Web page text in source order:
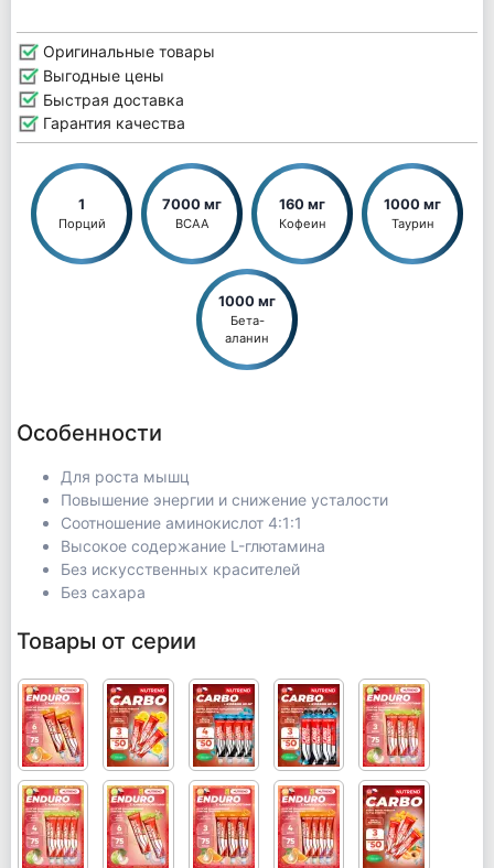
Оригинальные товары
Выгодные цены
Быстрая доставка
Гарантия качества
1
Порций
7000 мг
BCAA
160 мг
Кофеин
1000 мг
Таурин
1000 мг
Бета-
аланин
Особенности
Для роста мышц
Повышение энергии и снижение усталости
Соотношение аминокислот 4:1:1
Высокое содержание L-глютамина
Без искусственных красителей
Без сахара
Товары от серии